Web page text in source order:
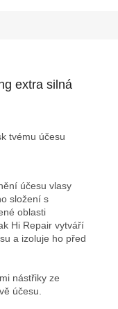
extra silná
tvému účesu
účesu vlasy
složení s
oblasti
Hi Repair vytváří
a izoluje ho před
nástřiky ze
účesu.